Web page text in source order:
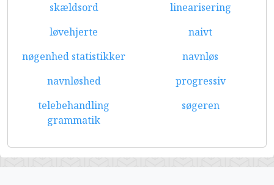
skældsord
linearisering
løvehjerte
naivt
nøgenhed statistikker
navnløs
navnløshed
progressiv
telebehandling
grammatik
søgeren